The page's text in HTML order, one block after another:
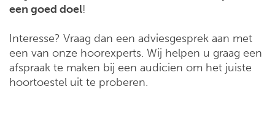
een goed doel!
Interesse? Vraag dan een adviesgesprek aan met
een van onze hoorexperts. Wij helpen u graag een
afspraak te maken bij een audicien om het juiste
hoortoestel uit te proberen.